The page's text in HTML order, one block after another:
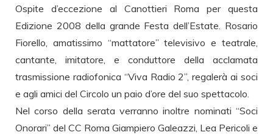
Ospite d’eccezione al Canottieri Roma per questa
Edizione 2008 della grande Festa dell’Estate. Rosario
Fiorello, amatissimo “mattatore” televisivo e teatrale,
cantante, imitatore, e conduttore della acclamata
trasmissione radiofonica “Viva Radio 2”, regalerà ai soci
e agli amici del Circolo un paio d’ore del suo spettacolo.
Nel corso della serata verranno inoltre nominati “Soci
Onorari” del CC Roma Giampiero Galeazzi, Lea Pericoli e